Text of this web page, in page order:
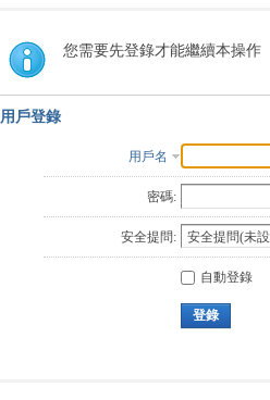
您需要先登錄才能繼續本操作
用戶登錄
用戶名
密碼:
安全提問:
自動登錄
登錄